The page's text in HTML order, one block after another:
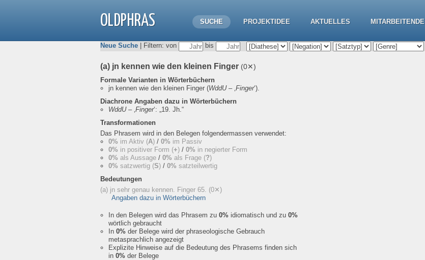
OLDPHRAS SUCHE PROJEKTIDEE AKTUELLES MITARBEITENDE
Neue Suche | Filtern: von bis
(a) jn kennen wie den kleinen Finger (0✕)
Formale Varianten in Wörterbüchern
jn kennen wie den kleinen Finger (WddU– ‚Finger‘).
Diachrone Angaben dazu in Wörterbüchern
WddU– ‚Finger‘: „19. Jh.“
Transformationen
Das Phrasem wird in den Belegen folgendermassen verwendet:
0% im Aktiv (A) / 0% im Passiv
0% in positiver Form (+) / 0% in negierter Form
0% als Aussage / 0% als Frage (?)
0% satzwertig (S) / 0% satzteilwertig
Bedeutungen
(a) jn sehr genau kennen. Finger 65. (0✕)
Angaben dazu in Wörterbüchern
In den Belegen wird das Phrasem zu 0% idiomatisch und zu 0%
wörtlich gebraucht
In 0% der Belege wird der phraseologische Gebrauch
metasprachlich angezeigt
Explizite Hinweise auf die Bedeutung des Phrasems finden sich
in 0% der Belege